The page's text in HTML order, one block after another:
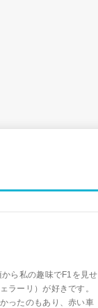
ら私の趣味でF1を見せ
ラーリ）が好きです。
ったのもあり、赤い車